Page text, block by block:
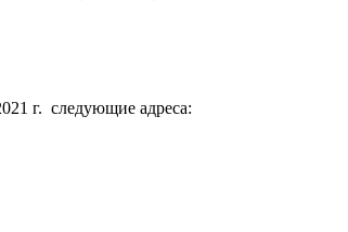
г. следующие адреса: